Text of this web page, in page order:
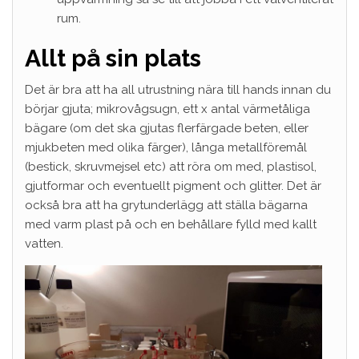
rum.
Allt på sin plats
Det är bra att ha all utrustning nära till hands innan du
börjar gjuta; mikrovågsugn, ett x antal värmetåliga
bägare (om det ska gjutas flerfärgade beten, eller
mjukbeten med olika färger), långa metallföremål
(bestick, skruvmejsel etc) att röra om med, plastisol,
gjutformar och eventuellt pigment och glitter. Det är
också bra att ha grytunderlägg att ställa bägarna
med varm plast på och en behållare fylld med kallt
vatten.